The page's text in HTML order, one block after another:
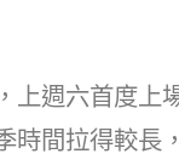
週六首度上
時間拉得較